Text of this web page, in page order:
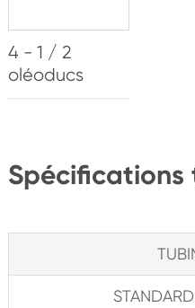
4 - 1 / 2
oléoducs
Spécifications